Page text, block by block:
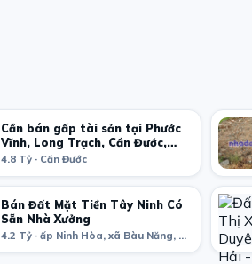
Cần bán gấp tài sản tại Phước
Vĩnh, Long Trạch, Cần Đước,
Long An.
4.8 Tỷ · Cần Đước
Bán Đất Mặt Tiền Tây Ninh Có
Sẵn Nhà Xưởng
4.2 Tỷ · ấp Ninh Hòa, xã Bàu Năng, Tây Ninh, Tây Ninh Province, Vietnam